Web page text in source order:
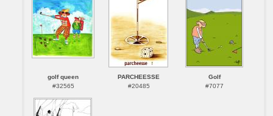
golf queen
#32565
PARCHEESSE
#20485
Golf
#7077